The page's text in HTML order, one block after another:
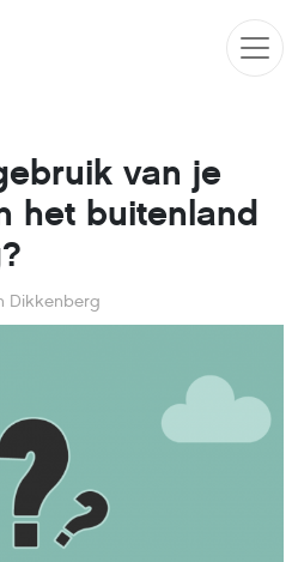
van je
het buitenland
Dikkenberg